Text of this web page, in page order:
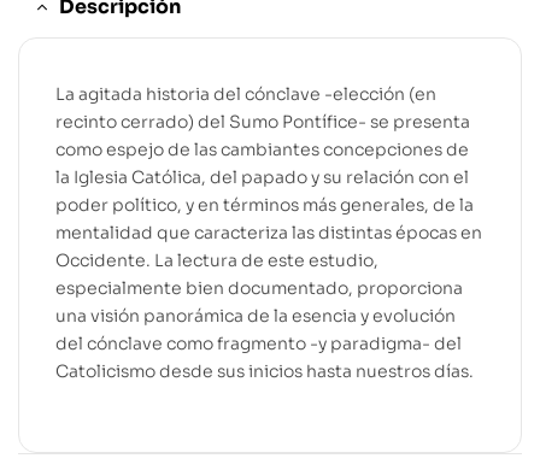
Descripción
La agitada historia del cónclave -elección (en
recinto cerrado) del Sumo Pontífice- se presenta
como espejo de las cambiantes concepciones de
la Iglesia Católica, del papado y su relación con el
poder político, y en términos más generales, de la
mentalidad que caracteriza las distintas épocas en
Occidente. La lectura de este estudio,
especialmente bien documentado, proporciona
una visión panorámica de la esencia y evolución
del cónclave como fragmento -y paradigma- del
Catolicismo desde sus inicios hasta nuestros días.